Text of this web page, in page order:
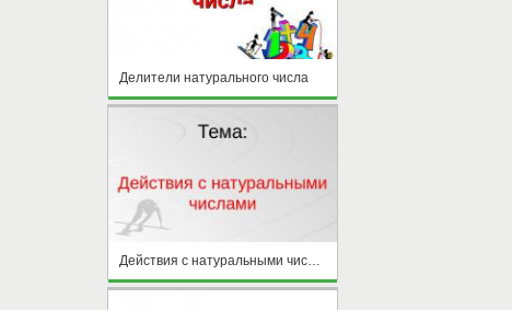
Делители натурального числа